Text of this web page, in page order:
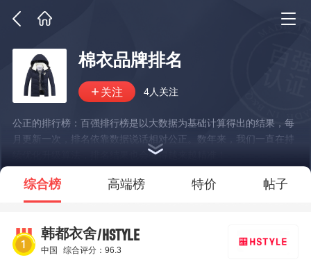
棉衣品牌排名
4人关注
公正的排行榜：百强排行榜是以大数据为基础计算得出的结果，每
月更新一次，排名依靠数据说话相对公正。数年来，我们一直在持
续优化升级算法，排名结果也会变得越来越精准！
*说明：仅展示部分数据
综合榜 高端榜 特价 帖子
韩都衣舍/HSTYLE
中国 综合评分：96.3